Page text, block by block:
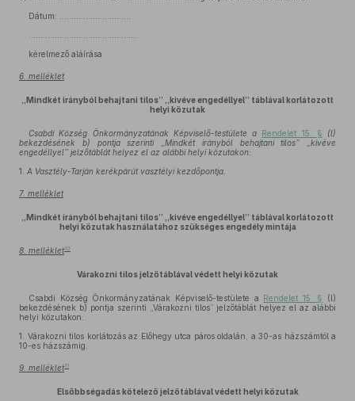
Dátum: …………………………
kérelmező aláírása
6. melléklet
„Mindkét irányból behajtani tilos” „kivéve engedéllyel” táblával korlátozott
helyi közutak
Csabdi Község Önkormányzatának Képviselő-testülete a Rendelet 15. § (l)
bekezdésének b) pontja szerinti „Mindkét irányból behajtani tilos” „kivéve
engedéllyel” jelzőtáblát helyez el az alábbi helyi közutakon:
1. A Vasztély-Tarján kerékpárút vasztélyi kezdőpontja.
7. melléklet
„Mindkét irányból behajtani tilos” „kivéve engedéllyel” táblával korlátozott
helyi közutak használatához szükséges engedély mintája
8. melléklet10
Várakozni tilos jelzőtáblával védett helyi közutak
Csabdi Község Önkormányzatának Képviselő-testülete a Rendelet 15. §
(l)
bekezdésének b) pontja szerinti „Várakozni tilos” jelzőtáblát helyez el az alábbi
helyi közutakon:
1.
Várakozni tilos korlátozás az Előhegy utca páros oldalán, a 30-as házszámtól a
10-es házszámig.
9. melléklet11
Elsőbbségadás kötelező jelzőtáblával védett helyi közutak